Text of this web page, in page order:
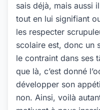
sais déjà, mais aussi
tout en lui signifiant
les respecter
scolaire est, donc un
le contraint dans ses
que là, c’est donné
développer son
non. Ainsi, voilà